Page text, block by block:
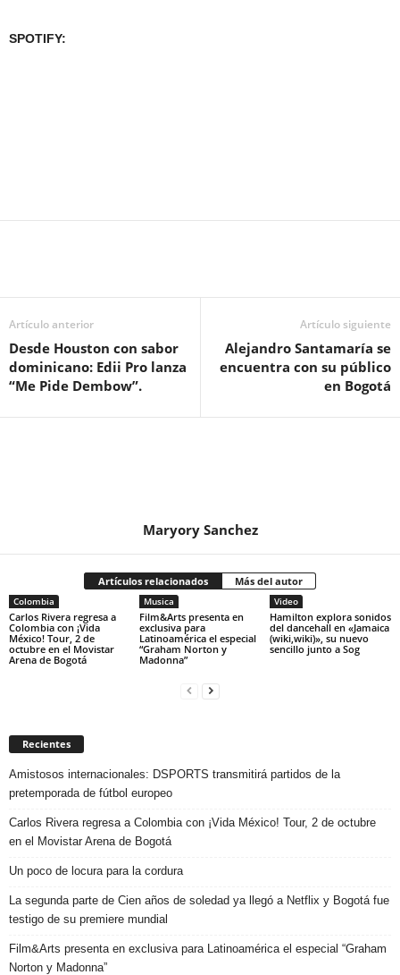
SPOTIFY:
Artículo anterior
Desde Houston con sabor
dominicano: Edii Pro lanza
“Me Pide Dembow”.
Artículo siguiente
Alejandro Santamaría se
encuentra con su público
en Bogotá
Maryory Sanchez
Artículos relacionados Más del autor
Colombia
Carlos Rivera regresa a
Colombia con ¡Vida
México! Tour, 2 de
octubre en el Movistar
Arena de Bogotá
Musica
Film&Arts presenta en
exclusiva para
Latinoamérica el especial
“Graham Norton y
Madonna”
Video
Hamilton explora sonidos
del dancehall en «Jamaica
(wiki,wiki)», su nuevo
sencillo junto a Sog
Recientes
Amistosos internacionales: DSPORTS transmitirá partidos de la
pretemporada de fútbol europeo
Carlos Rivera regresa a Colombia con ¡Vida México! Tour, 2 de octubre
en el Movistar Arena de Bogotá
Un poco de locura para la cordura
La segunda parte de Cien años de soledad ya llegó a Netflix y Bogotá fue
testigo de su premiere mundial
Film&Arts presenta en exclusiva para Latinoamérica el especial “Graham
Norton y Madonna”